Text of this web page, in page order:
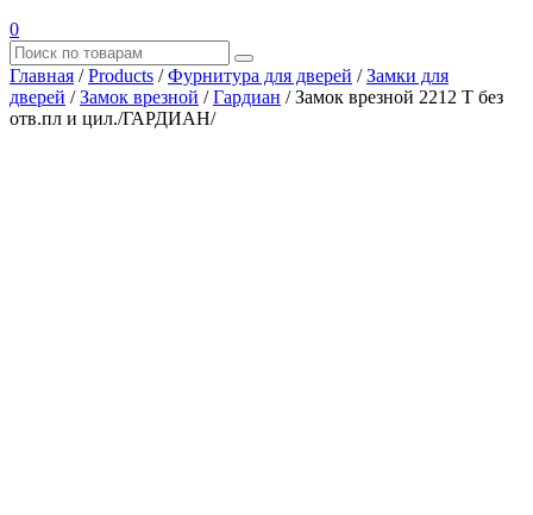
0
Главная /Products /Фурнитура для дверей /Замки для
дверей /Замок врезной /Гардиан /Замок врезной 2212 Т без
отв.пл и цил./ГАРДИАН/